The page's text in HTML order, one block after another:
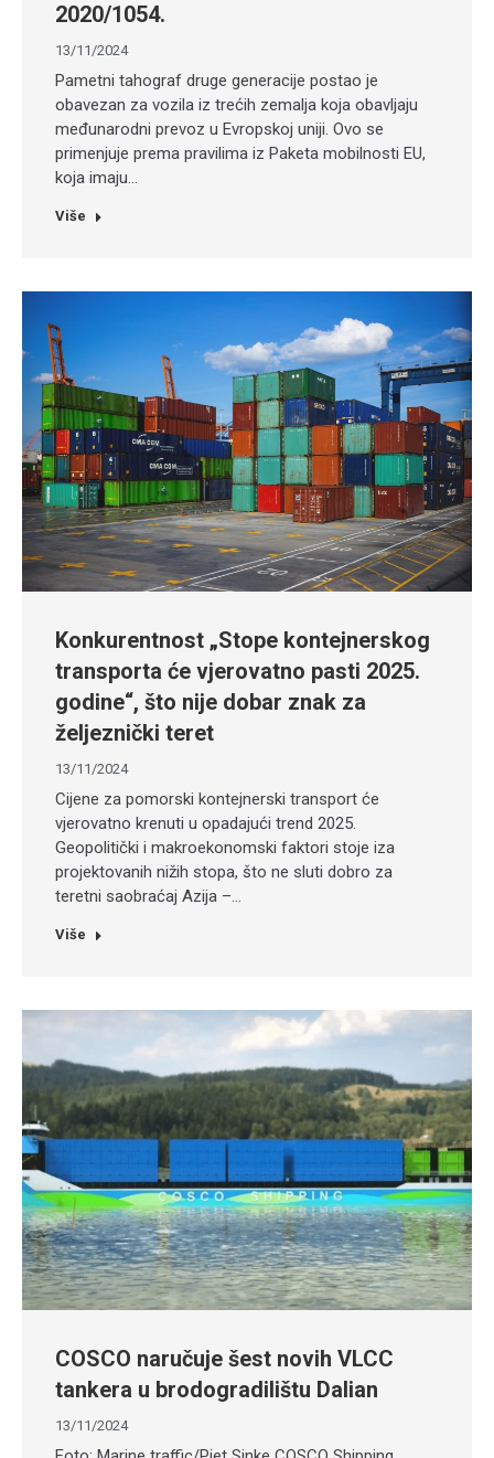
2020/1054.
13/11/2024
Pametni tahograf druge generacije postao je
obavezan za vozila iz trećih zemalja koja obavljaju
međunarodni prevoz u Evropskoj uniji. Ovo se
primenjuje prema pravilima iz Paketa mobilnosti EU,
koja imaju…
Više
Konkurentnost „Stope kontejnerskog
transporta će vjerovatno pasti 2025.
godine“, što nije dobar znak za
željeznički teret
13/11/2024
Cijene za pomorski kontejnerski transport će
vjerovatno krenuti u opadajući trend 2025.
Geopolitički i makroekonomski faktori stoje iza
projektovanih nižih stopa, što ne sluti dobro za
teretni saobraćaj Azija –…
Više
COSCO naručuje šest novih VLCC
tankera u brodogradilištu Dalian
13/11/2024